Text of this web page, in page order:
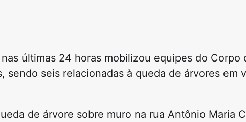
últimas 24 horas mobilizou equipes do Corpo
seis relacionadas à queda de árvores em
de árvore sobre muro na rua Antônio Maria